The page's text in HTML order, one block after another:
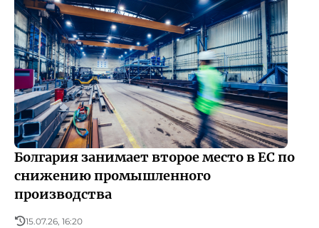
Болгария занимает второе место в ЕС по
снижению промышленного
производства
15.07.26, 16:20